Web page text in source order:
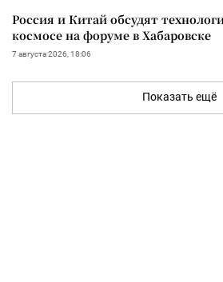
Россия и Китай обсудят
космосе на форуме в Хабаровске
7 августа 2026, 18:06
Показать ещё